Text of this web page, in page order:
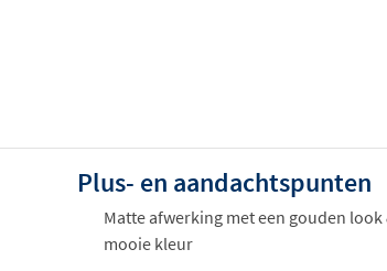
Plus- en aandachtspunten
Matte afwerking met een gouden
mooie kleur